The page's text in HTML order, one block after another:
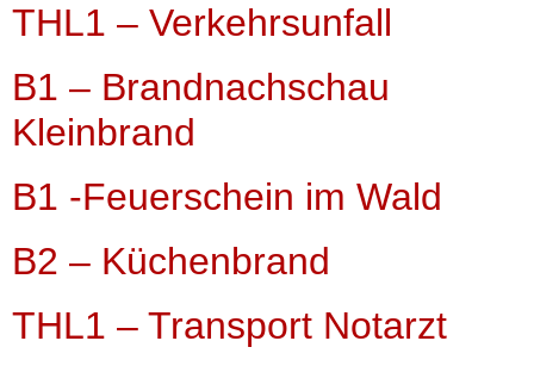
THL1 – Verkehrsunfall
B1 – Brandnachschau
Kleinbrand
B1 -Feuerschein im Wald
B2 – Küchenbrand
THL1 – Transport Notarzt